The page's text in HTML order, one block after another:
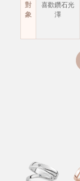
對
象
喜歡鑽石光
澤